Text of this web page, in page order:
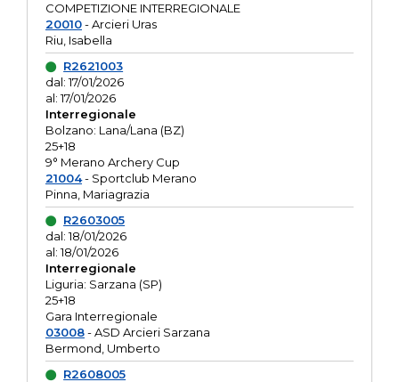
COMPETIZIONE INTERREGIONALE
20010- Arcieri Uras
Riu, Isabella
R2621003
dal: 17/01/2026
al: 17/01/2026
Interregionale
Bolzano: Lana/Lana (BZ)
25+18
9° Merano Archery Cup
21004- Sportclub Merano
Pinna, Mariagrazia
R2603005
dal: 18/01/2026
al: 18/01/2026
Interregionale
Liguria: Sarzana (SP)
25+18
Gara Interregionale
03008- ASD Arcieri Sarzana
Bermond, Umberto
R2608005